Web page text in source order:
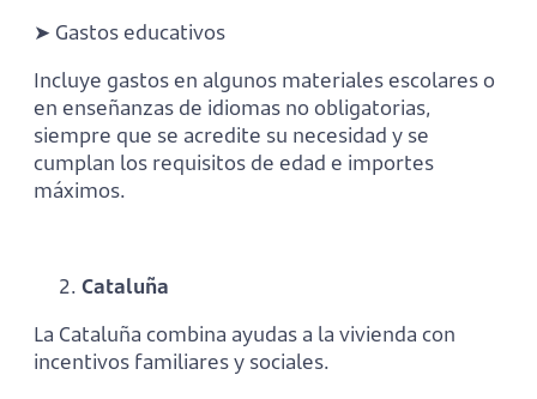
➤ Gastos educativos
Incluye gastos en algunos materiales escolares o
en enseñanzas de idiomas no obligatorias,
siempre que se acredite su necesidad y se
cumplan los requisitos de edad e importes
máximos.
Cataluña
La Cataluña combina ayudas a la vivienda con
incentivos familiares y sociales.